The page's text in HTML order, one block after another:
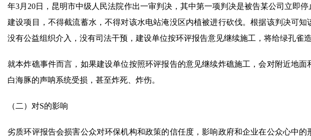
年3月20日，昆明市中级人民法院作出一审判决，其中第一项判决是被告某公司立即
建设项目，不得截流蓄水，不得对该水电站淹没区内植被进行砍伐。根据该判决可
没有公益组织介入，没有司法干预，建设单位按环评报告意见继续施工，将给绿孔雀造
就本炸礁事件而言，如果建设单位按照环评报告的意见继续炸礁施工，会对附近地
白海豚的声呐系统受损，甚至炸死、炸伤。
（二）对S的影响
劣质环评报告会损害公众对环保机构和政策的信任度，影响政府和企业在公众心中的